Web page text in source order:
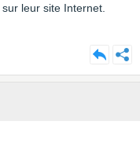
leur site Internet.